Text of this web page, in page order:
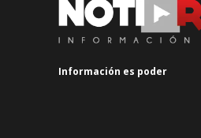
Información es poder